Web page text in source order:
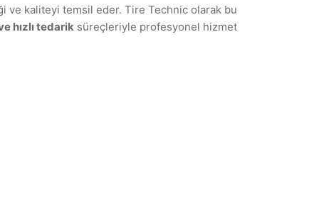
ve kaliteyi temsil eder. Tire Technic olarak bu
hızlı tedariksüreçleriyle profesyonel hizmet